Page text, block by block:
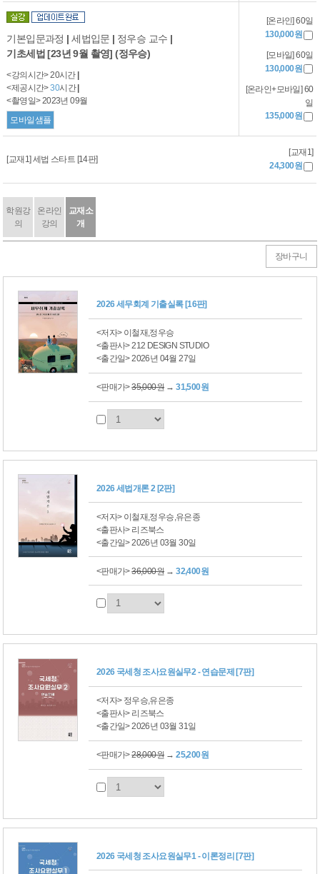
기본입문과정 | 세법입문 | 정우승 교수 |
기초세법 [23년 9월 촬영] (정우승)
<강의시간> 20시간 |
<제공시간>30시간|
<촬영일> 2023년 09월
모바일샘플
[온라인] 60일
130,000원
[모바일] 60일
130,000원
[온라인+모바일] 60
일
135,000원
[교재1] 세법 스타트 [14판]
[교재1]
24,300원
학원강
의
온라인
강의
교재소
개
장바구니
2026 세무회계 기출실록 [16판]
<저자> 이철재,정우승
<출판사> 212 DESIGN STUDIO
<출간일> 2026년 04월 27일
<판매가>35,000원 →31,500원
2026 세법개론 2 [2판]
<저자> 이철재,정우승,유은종
<출판사> 리즈북스
<출간일> 2026년 03월 30일
<판매가>36,000원 →32,400원
2026 국세청 조사요원실무2 - 연습문제 [7판]
<저자> 정우승,유은종
<출판사> 리즈북스
<출간일> 2026년 03월 31일
<판매가>28,000원 →25,200원
2026 국세청 조사요원실무1 - 이론정리 [7판]